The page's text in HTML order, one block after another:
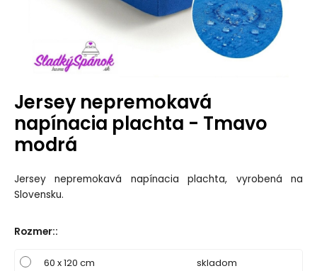
Jersey nepremokavá
napínacia plachta - Tmavo
modrá
Jersey nepremokavá napínacia plachta, vyrobená na
Slovensku.
Rozmer::
60 x 120 cm skladom